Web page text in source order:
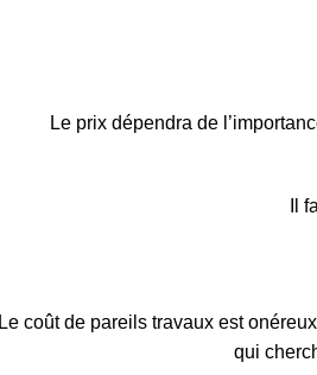
Le prix dépendra de
Il
Le coût de pareils travaux est
qui